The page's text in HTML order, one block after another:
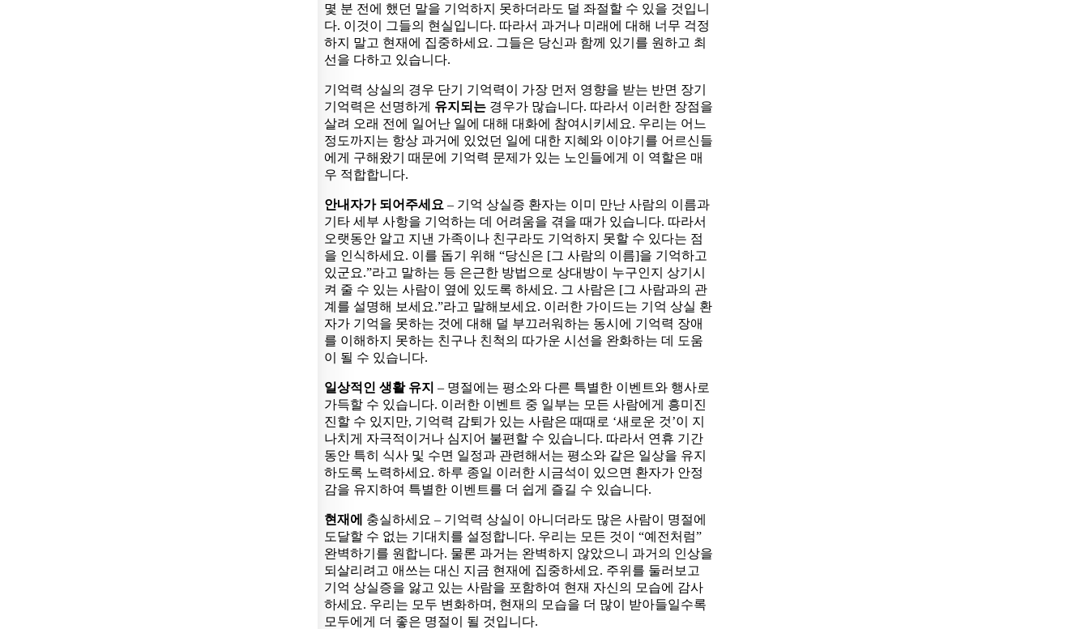
몇 분 전에 했던 말을 기억하지 못하더라도 덜 좌절할 수 있을 것입니
다. 이것이 그들의 현실입니다. 따라서 과거나 미래에 대해 너무 걱정
하지 말고 현재에 집중하세요. 그들은 당신과 함께 있기를 원하고 최
선을 다하고 있습니다.
기억력 상실의 경우 단기 기억력이 가장 먼저 영향을 받는 반면 장기
기억력은 선명하게 유지되는 경우가 많습니다. 따라서 이러한 장점을
살려 오래 전에 일어난 일에 대해 대화에 참여시키세요. 우리는 어느
정도까지는 항상 과거에 있었던 일에 대한 지혜와 이야기를 어르신들
에게 구해왔기 때문에 기억력 문제가 있는 노인들에게 이 역할은 매
우 적합합니다.
안내자가 되어주세요 – 기억 상실증 환자는 이미 만난 사람의 이름과
기타 세부 사항을 기억하는 데 어려움을 겪을 때가 있습니다. 따라서
오랫동안 알고 지낸 가족이나 친구라도 기억하지 못할 수 있다는 점
을 인식하세요. 이를 돕기 위해 “당신은 [그 사람의 이름]을 기억하고
있군요.”라고 말하는 등 은근한 방법으로 상대방이 누구인지 상기시
켜 줄 수 있는 사람이 옆에 있도록 하세요. 그 사람은 [그 사람과의 관
계를 설명해 보세요.”라고 말해보세요. 이러한 가이드는 기억 상실 환
자가 기억을 못하는 것에 대해 덜 부끄러워하는 동시에 기억력 장애
를 이해하지 못하는 친구나 친척의 따가운 시선을 완화하는 데 도움
이 될 수 있습니다.
일상적인 생활 유지 – 명절에는 평소와 다른 특별한 이벤트와 행사로
가득할 수 있습니다. 이러한 이벤트 중 일부는 모든 사람에게 흥미진
진할 수 있지만, 기억력 감퇴가 있는 사람은 때때로 ‘새로운 것’이 지
나치게 자극적이거나 심지어 불편할 수 있습니다. 따라서 연휴 기간
동안 특히 식사 및 수면 일정과 관련해서는 평소와 같은 일상을 유지
하도록 노력하세요. 하루 종일 이러한 시금석이 있으면 환자가 안정
감을 유지하여 특별한 이벤트를 더 쉽게 즐길 수 있습니다.
현재에
충실하세요 – 기억력 상실이 아니더라도 많은 사람이 명절에
도달할 수 없는 기대치를 설정합니다. 우리는 모든 것이 “예전처럼”
완벽하기를 원합니다. 물론 과거는 완벽하지 않았으니 과거의 인상을
되살리려고 애쓰는 대신 지금 현재에 집중하세요. 주위를 둘러보고
기억 상실증을 앓고 있는 사람을 포함하여 현재 자신의 모습에 감사
하세요. 우리는 모두 변화하며, 현재의 모습을 더 많이 받아들일수록
모두에게 더 좋은 명절이 될 것입니다.